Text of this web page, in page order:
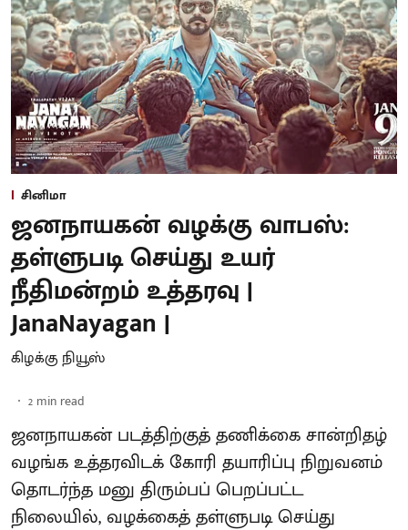
சினிமா
ஜனநாயகன் வழக்கு வாபஸ்:
தள்ளுபடி செய்து உயர்
நீதிமன்றம் உத்தரவு |
JanaNayagan |
கிழக்கு நியூஸ்
2 min read
ஜனநாயகன் படத்திற்குத் தணிக்கை சான்றிதழ்
வழங்க உத்தரவிடக் கோரி தயாரிப்பு நிறுவனம்
தொடர்ந்த மனு திரும்பப் பெறப்பட்ட
நிலையில், வழக்கைத் தள்ளுபடி செய்து